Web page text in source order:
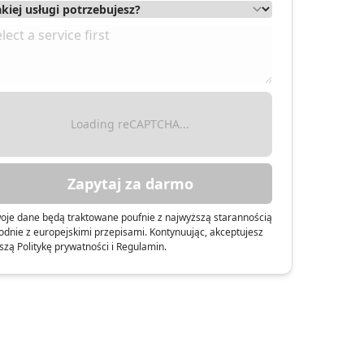
Loading reCAPTCHA...
Zapytaj za darmo
dane będą traktowane poufnie z najwyższą starannością
z europejskimi przepisami. Kontynuując, akceptujesz
Politykę prywatności i Regulamin.